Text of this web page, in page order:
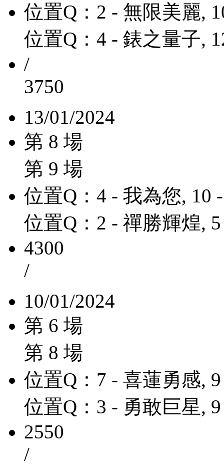
位置Q：2 - 無限美麗,
位置Q：4 - 錶之量子,
/
3750
13/01/2024
第 8 場
第 9 場
位置Q：4 - 我為您, 10
位置Q：2 - 禪勝輝煌,
4300
/
10/01/2024
第 6 場
第 8 場
位置Q：7 - 喜蓮勇感,
位置Q：3 - 勇敢巨星,
2550
/